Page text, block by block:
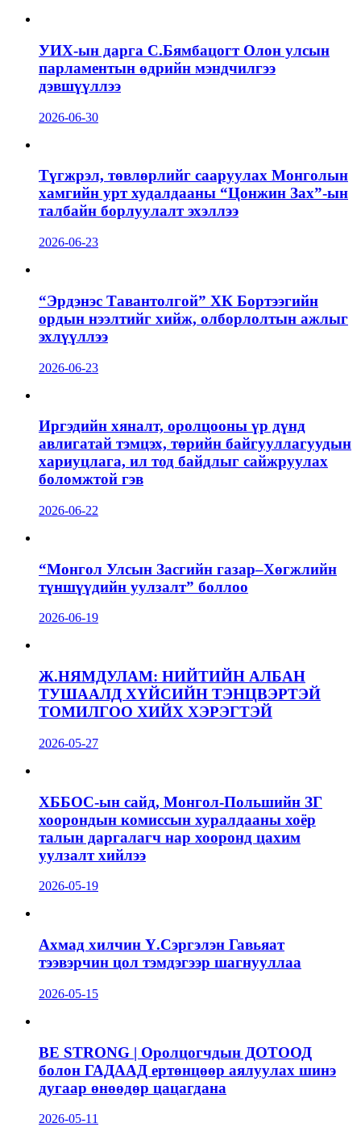
УИХ-ын дарга С.Бямбацогт Олон улсын
парламентын өдрийн мэндчилгээ
дэвшүүллээ
2026-06-30
Түгжрэл, төвлөрлийг сааруулах Монголын
хамгийн урт худалдааны “Цонжин Зах”-ын
талбайн борлуулалт эхэллээ
2026-06-23
“Эрдэнэс Тавантолгой” ХК Бортээгийн
ордын нээлтийг хийж, олборлолтын ажлыг
эхлүүллээ
2026-06-23
Иргэдийн хяналт, оролцооны үр дүнд
авлигатай тэмцэх, төрийн байгууллагуудын
хариуцлага, ил тод байдлыг сайжруулах
боломжтой гэв
2026-06-22
“Монгол Улсын Засгийн газар–Хөгжлийн
түншүүдийн уулзалт” боллоо
2026-06-19
Ж.НЯМДУЛАМ: НИЙТИЙН АЛБАН
ТУШААЛД ХҮЙСИЙН ТЭНЦВЭРТЭЙ
ТОМИЛГОО ХИЙХ ХЭРЭГТЭЙ
2026-05-27
ХББОС-ын сайд, Монгол-Польшийн ЗГ
хоорондын комиссын хуралдааны хоёр
талын даргалагч нар хооронд цахим
уулзалт хийлээ
2026-05-19
Ахмад хилчин Ү.Сэргэлэн Гавьяат
тээвэрчин цол тэмдэгээр шагнууллаа
2026-05-15
BE STRONG | Оролцогчдын ДОТООД
болон ГАДААД ертөнцөөр аялуулах шинэ
дугаар өнөөдөр цацагдана
2026-05-11